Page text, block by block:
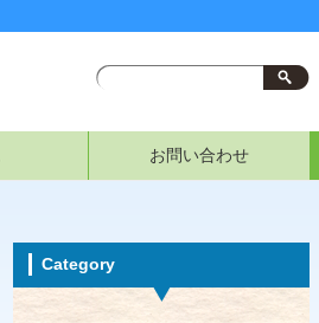
お問い合わせ
Category